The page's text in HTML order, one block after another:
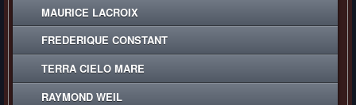
MAURICE LACROIX
FREDERIQUE CONSTANT
TERRA CIELO MARE
RAYMOND WEIL